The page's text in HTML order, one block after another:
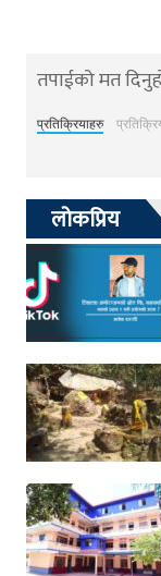
तपाईको मत
प्रतिक्रियाहरु
लोकप्रिय